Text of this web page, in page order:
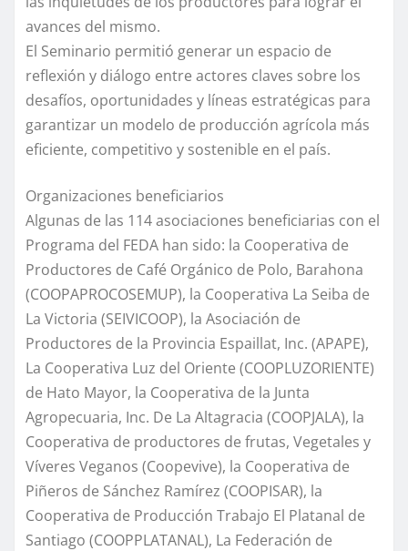
avances del mismo.
El Seminario permitió generar un espacio de
reflexión y diálogo entre actores claves sobre los
desafíos, oportunidades y líneas estratégicas para
garantizar un modelo de producción agrícola más
eficiente, competitivo y sostenible en el país.
Organizaciones beneficiarios
Algunas de las 114 asociaciones beneficiarias con el
Programa del FEDA han sido: la Cooperativa de
Productores de Café Orgánico de Polo, Barahona
(COOPAPROCOSEMUP), la Cooperativa La Seiba de
La Victoria (SEIVICOOP), la Asociación de
Productores de la Provincia Espaillat, Inc. (APAPE),
La Cooperativa Luz del Oriente (COOPLUZORIENTE)
de Hato Mayor, la Cooperativa de la Junta
Agropecuaria, Inc. De La Altagracia (COOPJALA), la
Cooperativa de productores de frutas, Vegetales y
Víveres Veganos (Coopevive), la Cooperativa de
Piñeros de Sánchez Ramírez (COOPISAR), la
Cooperativa de Producción Trabajo El Platanal de
Santiago (COOPPLATANAL), La Federación de